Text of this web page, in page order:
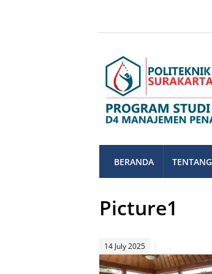
BERANDA TENTANG
Picture1
14 July 2025